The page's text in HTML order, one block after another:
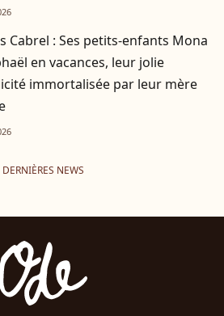
Cabrel : Ses petits-enfants Mona
en vacances, leur jolie
immortalisée par leur mère
DERNIÈRES NEWS